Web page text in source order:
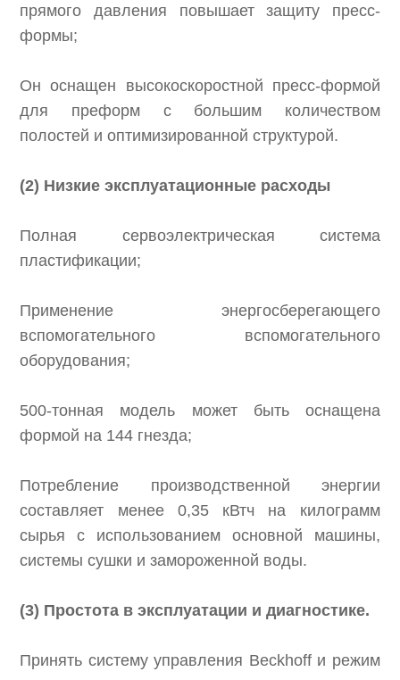
прямого давления повышает защиту пресс-
формы;
Он оснащен высокоскоростной пресс-формой
для преформ с большим количеством
полостей и оптимизированной структурой.
(2) Низкие эксплуатационные расходы
Полная сервоэлектрическая система
пластификации;
Применение энергосберегающего
вспомогательного вспомогательного
оборудования;
500-тонная модель может быть оснащена
формой на 144 гнезда;
Потребление производственной энергии
составляет менее 0,35 кВтч на килограмм
сырья с использованием основной машины,
системы сушки и замороженной воды.
(3) Простота в эксплуатации и диагностике.
Принять систему управления Beckhoff и режим